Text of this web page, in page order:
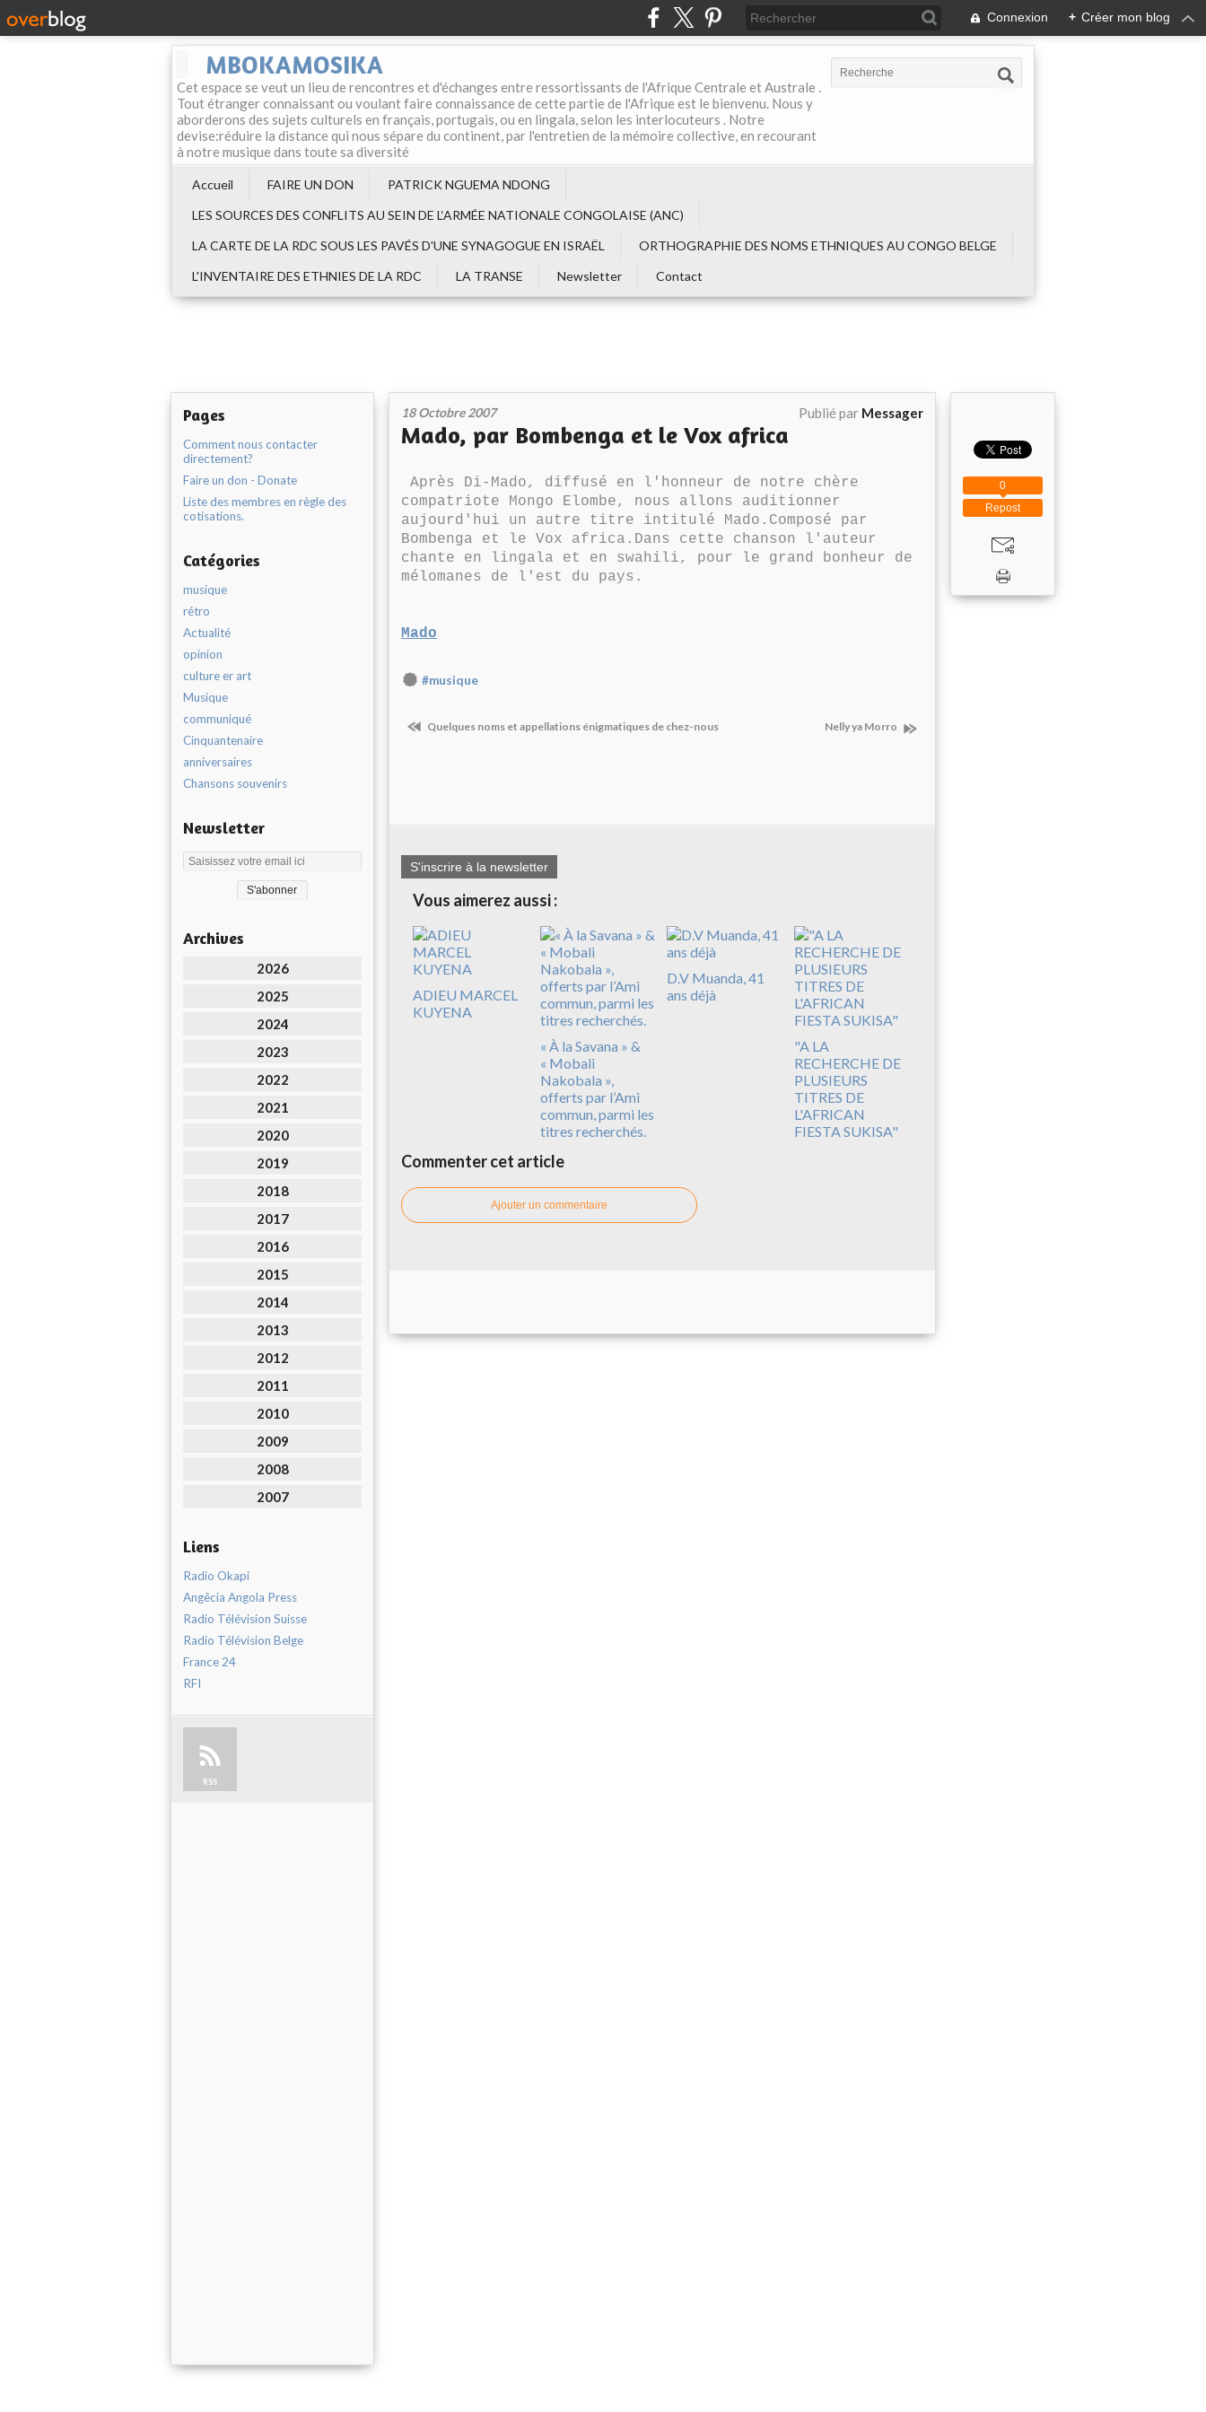
Connexion + Créer mon blog
MBOKAMOSIKA
Cet espace se veut un lieu de rencontres et d'échanges entre ressortissants de l'Afrique Centrale et Australe .
Tout étranger connaissant ou voulant faire connaissance de cette partie de l'Afrique est le bienvenu. Nous y
aborderons des sujets culturels en français, portugais, ou en lingala, selon les interlocuteurs . Notre
devise:réduire la distance qui nous sépare du continent, par l'entretien de la mémoire collective, en recourant
à notre musique dans toute sa diversité
Accueil FAIRE UN DON
PATRICK NGUEMA NDONG
LES SOURCES DES CONFLITS AU SEIN DE L‘ARMÉE NATIONALE CONGOLAISE (ANC)
LA CARTE DE LA RDC SOUS LES PAVÉS D'UNE SYNAGOGUE EN ISRAËL
ORTHOGRAPHIE DES NOMS ETHNIQUES AU CONGO BELGE
L'INVENTAIRE DES ETHNIES DE LA RDC
LA TRANSE Newsletter Contact
Pages
Comment nous contacter
directement?
Faire un don - Donate
Liste des membres en règle des
cotisations.
Catégories
musique
rétro
Actualité
opinion
culture er art
Musique
communiqué
Cinquantenaire
anniversaires
Chansons souvenirs
Newsletter
Archives
2026
2025
2024
2023
2022
2021
2020
2019
2018
2017
2016
2015
2014
2013
2012
2011
2010
2009
2008
2007
Liens
Radio Okapi
Angêcia Angola Press
Radio Télévision Suisse
Radio Télévision Belge
France 24
RFI
RSS
18 Octobre 2007 Publié par Messager
Mado, par Bombenga et le Vox africa
Après Di-Mado, diffusé en l'honneur de notre chère
compatriote Mongo Elombe, nous allons auditionner
aujourd'hui un autre titre intitulé Mado.Composé par
Bombenga et le Vox africa.Dans cette chanson l'auteur
chante en lingala et en swahili, pour le grand bonheur de
mélomanes de l'est du pays.
Mado
#musique
Quelques noms et appellations énigmatiques de chez-nous Nelly ya Morro
S'inscrire à la newsletter
Vous aimerez aussi :
ADIEU MARCEL
KUYENA
« À la Savana » &
« Mobali
Nakobala »,
offerts par l’Ami
commun, parmi les
titres recherchés.
D.V Muanda, 41
ans déjà
"A LA
RECHERCHE DE
PLUSIEURS
TITRES DE
L'AFRICAN
FIESTA SUKISA"
Commenter cet article
Ajouter un commentaire
Repost
0